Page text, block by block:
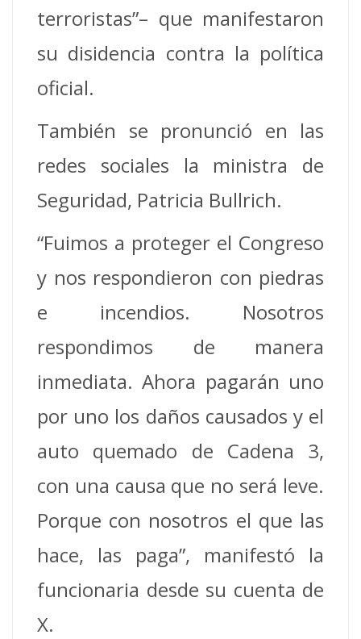
terroristas”– que manifestaron
su disidencia contra la política
oficial.
También se pronunció en las
redes sociales la ministra de
Seguridad, Patricia Bullrich.
“Fuimos a proteger el Congreso
y nos respondieron con piedras
e incendios. Nosotros
respondimos de manera
inmediata. Ahora pagarán uno
por uno los daños causados y el
auto quemado de Cadena 3,
con una causa que no será leve.
Porque con nosotros el que las
hace, las paga”, manifestó la
funcionaria desde su cuenta de
X.